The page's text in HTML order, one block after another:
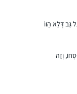
גַּב דְּלָא הֲווֹ
וְזֶה
זה שונה